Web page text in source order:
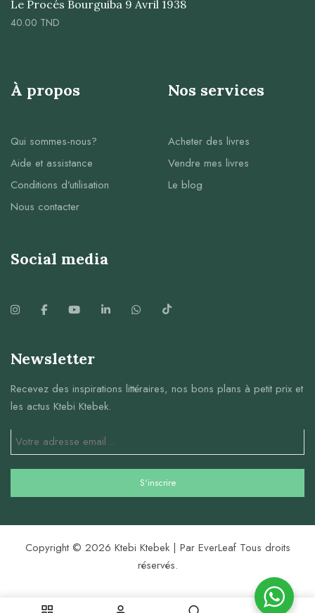
0
Le Procés Bourguiba 9 Avril 1938
40.00 TND
À propos
Qui sommes-nous?
Aide et assistance
Conditions d’utilisation
Nous contacter
Nos services
Acheter des livres
Vendre mes livres
Le blog
Social media
Newsletter
Recevez des inspirations littéraires, nos bons plans à petit prix et
les actus Ktebi Ktebek.
Copyright © 2026 Ktebi Ktebek | Par EverLeaf Tous droits
réservés.